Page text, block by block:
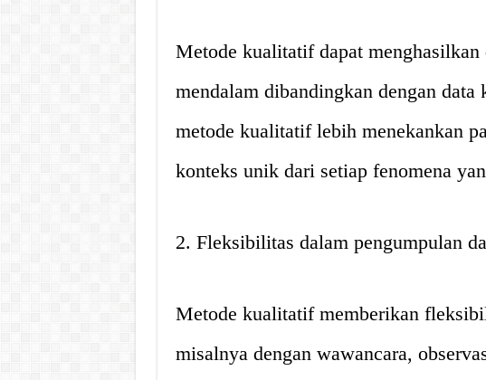
Metode kualitatif dapat
mendalam dibandingkan dengan
metode kualitatif lebih menekankan
konteks unik dari setiap fenomena
2. Fleksibilitas dalam pengumpulan
Metode kualitatif memberikan
misalnya dengan wawancara,